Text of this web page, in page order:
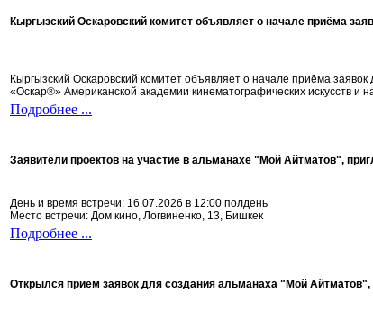
Кыргызский Оскаровский комитет объявляет о начале приёма
Кыргызский Оскаровский комитет объявляет о начале приёма
«Оскар®» Американской академии кинематографических искусств и
Подробнее ...
Заявители проектов на участие в альманахе "Мой Айтматов",
День и время встречи: 16.07.2026 в 12:00 полдень
Место встречи: Дом кино, Логвиненко, 13, Бишкек
Подробнее ...
Открылся приём заявок для создания альманаха "Мой